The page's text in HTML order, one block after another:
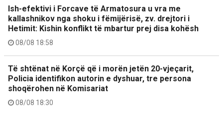
Ish-efektivi i Forcave të Armatosura u vra me
kallashnikov nga shoku i fëmijërisë, zv. drejtori i
Hetimit: Kishin konflikt të mbartur prej disa kohësh
08/08 18:58
Të shtënat në Korçë që i morën jetën 20-vjeçarit,
Policia identifikon autorin e dyshuar, tre persona
shoqërohen në Komisariat
08/08 18:30